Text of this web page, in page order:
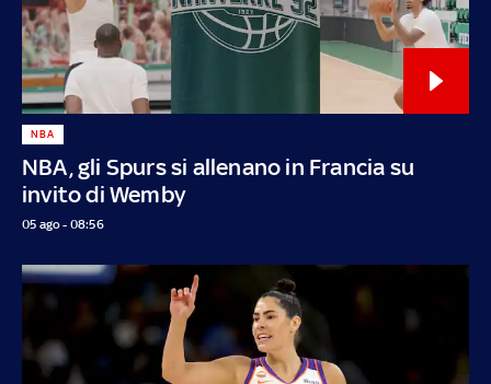
NBA, gli Spurs si allenano in Francia su
invito di Wemby
NBA
05 ago - 08:56